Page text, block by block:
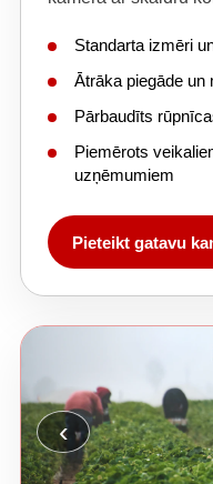
Standarta izmēri
Ātrāka piegāde un
Pārbaudīts
Piemērots
uzņēmumiem
Pieteikt gatavu
‹